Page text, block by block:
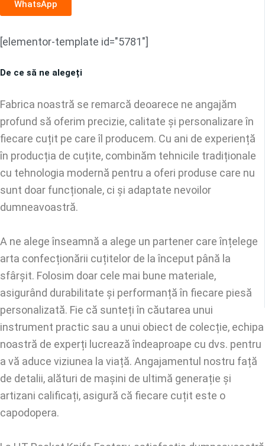
WhatsApp
[elementor-template id="5781"]
De ce să ne alegeți
Fabrica noastră se remarcă deoarece ne angajăm
profund să oferim precizie, calitate și personalizare în
fiecare cuțit pe care îl producem. Cu ani de experiență
în producția de cuțite, combinăm tehnicile tradiționale
cu tehnologia modernă pentru a oferi produse care nu
sunt doar funcționale, ci și adaptate nevoilor
dumneavoastră.
A ne alege înseamnă a alege un partener care înțelege
arta confecționării cuțitelor de la început până la
sfârșit. Folosim doar cele mai bune materiale,
asigurând durabilitate și performanță în fiecare piesă
personalizată. Fie că sunteți în căutarea unui
instrument practic sau a unui obiect de colecție, echipa
noastră de experți lucrează îndeaproape cu dvs. pentru
a vă aduce viziunea la viață. Angajamentul nostru față
de detalii, alături de mașini de ultimă generație și
artizani calificați, asigură că fiecare cuțit este o
capodopera.